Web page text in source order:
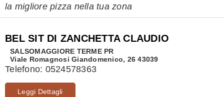
la migliore pizza nella tua zona
BEL SIT DI ZANCHETTA CLAUDIO
SALSOMAGGIORE TERME PR
Viale Romagnosi Giandomenico, 26 43039
Telefono: 0524578363
Leggi Dettagli